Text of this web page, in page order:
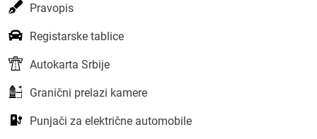
Pravopis
Registarske tablice
Autokarta Srbije
Granični prelazi kamere
Punjači za električne automobile